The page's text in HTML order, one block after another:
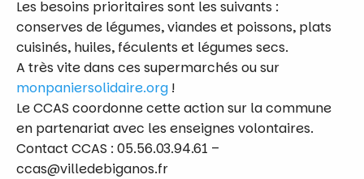
Les besoins prioritaires sont les suivants :
conserves de légumes, viandes et poissons, plats
cuisinés, huiles, féculents et légumes secs.
A très vite dans ces supermarchés ou sur
monpaniersolidaire.org !
Le CCAS coordonne cette action sur la commune
en partenariat avec les enseignes volontaires.
Contact CCAS : 05.56.03.94.61 –
ccas@villedebiganos.fr